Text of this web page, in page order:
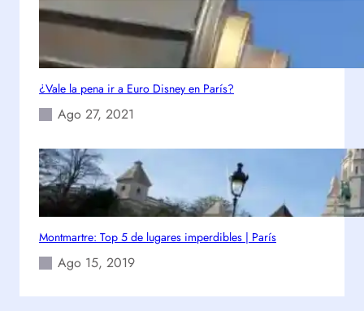
¿Vale la pena ir a Euro Disney en París?
Ago 27, 2021
Montmartre: Top 5 de lugares imperdibles | París
Ago 15, 2019